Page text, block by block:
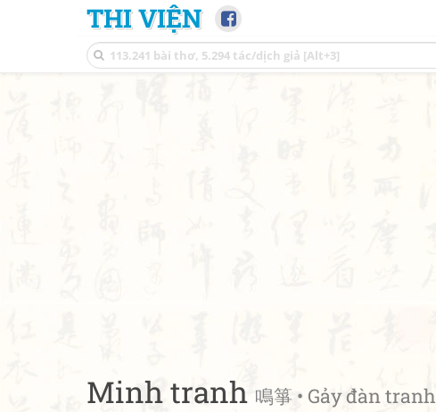
THI VIỆN
Minh tranh 鳴箏 • Gảy đàn tranh